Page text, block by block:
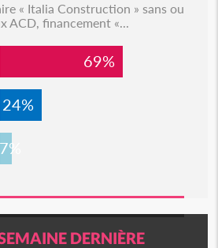
« Italia Construction » sans ou
ACD, financement «...
69%
24%
7%
DERNIÈRE